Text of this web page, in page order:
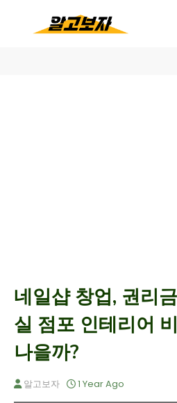
네일샵 창업, 권리
실 점포 인테리어
나을까?
알고보자 1 Year Ago